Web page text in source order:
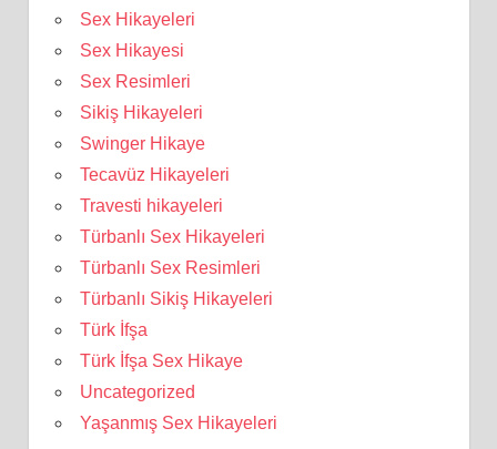
Sex Hikayeleri
Sex Hikayesi
Sex Resimleri
Sikiş Hikayeleri
Swinger Hikaye
Tecavüz Hikayeleri
Travesti hikayeleri
Türbanlı Sex Hikayeleri
Türbanlı Sex Resimleri
Türbanlı Sikiş Hikayeleri
Türk İfşa
Türk İfşa Sex Hikaye
Uncategorized
Yaşanmış Sex Hikayeleri